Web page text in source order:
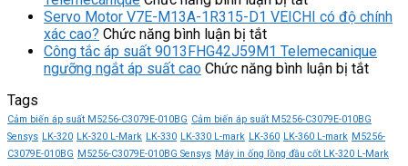
chọn
mua
công
tắc
9013FHG49J59M1P
Telemecanique
Ưu
của
công
suất
Telemecanique
Servo Motor V7E-M13A-1R315-D1 VEICHI có độ chính
xác cao? Chức năng bình luận bị tắtở
Servo
Motor
1R315-
D1
VEICHI
Công tắc áp suất 9013FHG42J59M1 Telemecanique
ngưỡng ngắt áp suất cao Chức năng bình luận bị tắtở
áp
suất
Tags
Cảm biến áp suất M5256-C3079E-010BG Cảm biến áp suất M5256-C3079E-010BG
Sensys LK-320 LK-320 L-Mark LK-330 LK-330 L-mark LK-360 LK-360 L-mark M5256-
C3079E-010BG M5256-C3079E-010BG Sensys Máy in ống lồng đầu cốt LK-320 L-Mark